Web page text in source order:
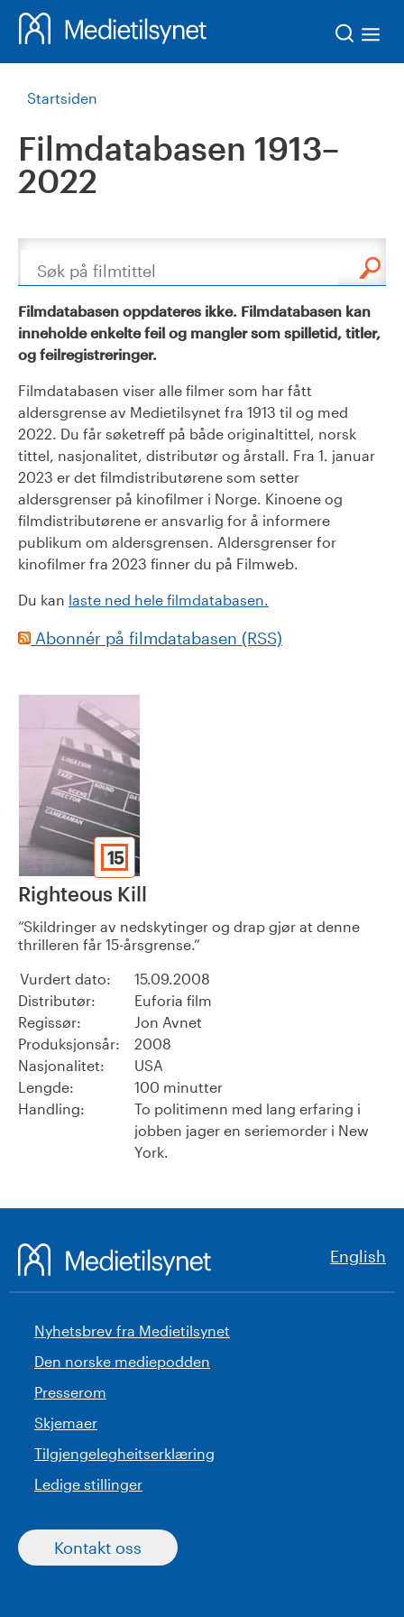
Startsiden
Filmdatabasen 1913–
2022
Søk
Filmdatabasen oppdateres ikke. Filmdatabasen kan
inneholde enkelte feil og mangler som spilletid, titler,
og feilregistreringer.
Filmdatabasen viser alle filmer som har fått
aldersgrense av Medietilsynet fra 1913 til og med
2022. Du får søketreff på både originaltittel, norsk
tittel, nasjonalitet, distributør og årstall. Fra 1. januar
2023 er det filmdistributørene som setter
aldersgrenser på kinofilmer i Norge. Kinoene og
filmdistributørene er ansvarlig for å informere
publikum om aldersgrensen. Aldersgrenser for
kinofilmer fra 2023 finner du på Filmweb.
Du kan laste ned hele filmdatabasen.
Abonnér på filmdatabasen (RSS)
15
Righteous Kill
Skildringer av nedskytinger og drap gjør at denne
thrilleren får 15-årsgrense.
Vurdert dato:
15.09.2008
Distributør:
Euforia film
Regissør:
Jon Avnet
Produksjonsår:
2008
Nasjonalitet:
USA
Lengde:
100 minutter
Handling:
To politimenn med lang erfaring i
jobben jager en seriemorder i New
York.
English
Nyhetsbrev fra Medietilsynet
Den norske mediepodden
Presserom
Skjemaer
Tilgjengelegheitserklæring
Ledige stillinger
Kontakt oss